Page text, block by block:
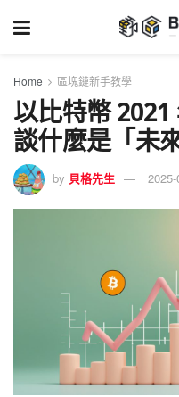
Home 區塊鏈新手教學
以比特幣 2021
談什麼是「未
by 貝格先生